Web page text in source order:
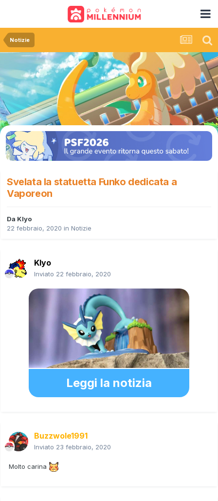
Notizie
Svelata la statuetta Funko dedicata a
Vaporeon
Da Klyo
22 febbraio, 2020 in Notizie
Klyo
Inviato 22 febbraio, 2020
Leggi la notizia
Buzzwole1991
Inviato 23 febbraio, 2020
Molto carina